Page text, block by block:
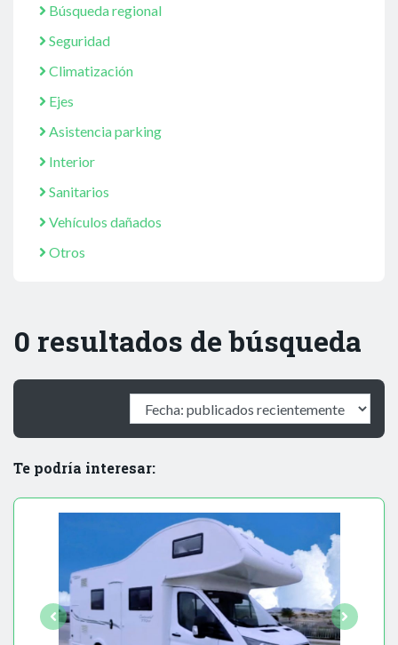
Búsqueda regional
Seguridad
Climatización
Ejes
Asistencia parking
Interior
Sanitarios
Vehículos dañados
Otros
0 resultados de búsqueda
Te podría interesar: